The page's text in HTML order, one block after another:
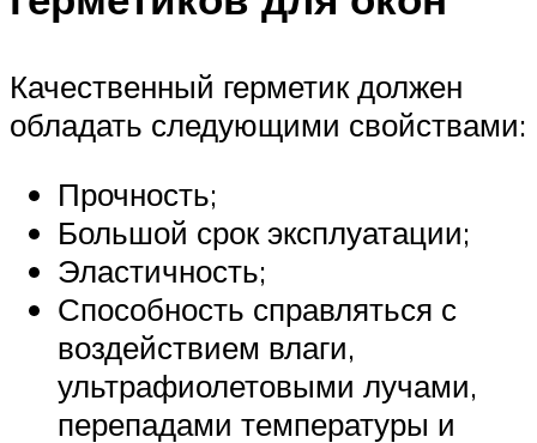
Качественный герметик должен
обладать следующими свойствами:
Прочность;
Большой срок эксплуатации;
Эластичность;
Способность справляться с
воздействием влаги,
ультрафиолетовыми лучами,
перепадами температуры и